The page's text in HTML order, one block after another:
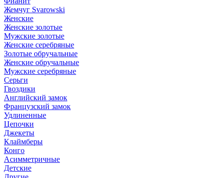
Жемчуг Svarowski
Женские
Женские золотые
Мужские золотые
Женские серебряные
Золотые обручальные
Женские обручальные
Мужские серебряные
Серьги
Гвоздики
Английский замок
Французский замок
Удлиненные
Цепочки
Джекеты
Клаймберы
Конго
Асимметричные
Детские